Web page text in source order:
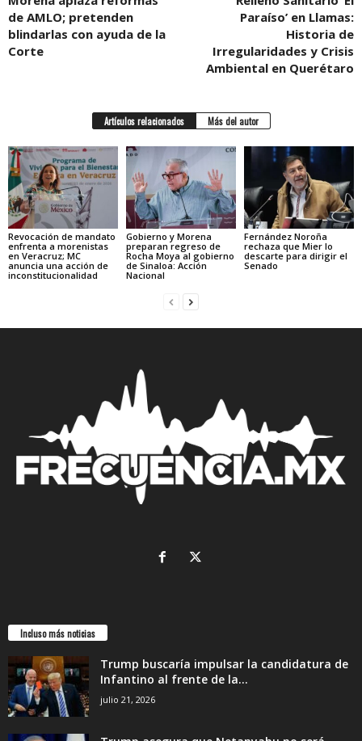
de AMLO; pretenden
blindarlas con ayuda de la
Corte
Paraíso’ en Llamas:
Historia de
Irregularidades y Crisis
Ambiental en Querétaro
Artículos relacionados Más del autor
Revocación de mandato
enfrenta a morenistas
en Veracruz; MC
anuncia una acción de
inconstitucionalidad
Gobierno y Morena
preparan regreso de
Rocha Moya al gobierno
de Sinaloa: Acción
Nacional
Fernández Noroña
rechaza que Mier lo
descarte para dirigir el
Senado
Incluso más noticias
Trump buscaría impulsar la candidatura de
Infantino al frente de la...
julio 21, 2026